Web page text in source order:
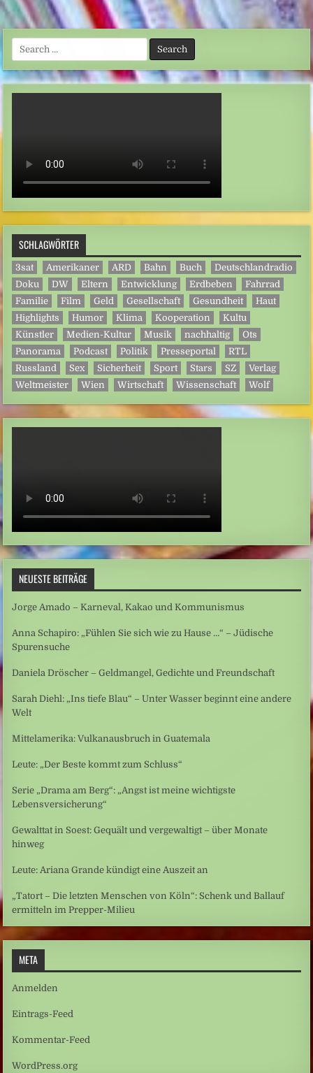
Search
for:
SCHLAGWÖRTER
3sat Amerikaner ARD Bahn Buch
Deutschlandradio
Doku
DW Eltern Entwicklung Erdbeben
Fahrrad
Familie
Film Geld Gesellschaft Gesundheit
Haut
Highlights
Humor Klima Kooperation
Kultu
Künstler
Medien-Kultur Musik nachhaltig
Ots
Panorama
Podcast Politik Presseportal
RTL
Russland
Sex Sicherheit Sport Stars SZ
Verlag
Weltmeister
Wien Wirtschaft Wissenschaft Wolf
NEUESTE BEITRÄGE
Jorge Amado – Karneval, Kakao und Kommunismus
Anna Schapiro: „Fühlen Sie sich wie zu Hause …“ – Jüdische
Spurensuche
Daniela Dröscher – Geldmangel, Gedichte und Freundschaft
Sarah Diehl: „Ins tiefe Blau“ – Unter Wasser beginnt eine andere
Welt
Mittelamerika: Vulkanausbruch in Guatemala
Leute: „Der Beste kommt zum Schluss“
Serie „Drama am Berg“: „Angst ist meine wichtigste
Lebensversicherung“
Gewalttat in Soest: Gequält und vergewaltigt – über Monate
hinweg
Leute: Ariana Grande kündigt eine Auszeit an
„Tatort – Die letzten Menschen von Köln“: Schenk und Ballauf
ermitteln im Prepper-Milieu
META
Anmelden
Eintrags-Feed
Kommentar-Feed
WordPress.org